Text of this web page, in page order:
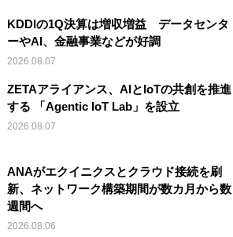
KDDIの1Q決算は増収増益 データセンタ
ーやAI、金融事業などが好調
2026.08.07
ZETAアライアンス、AIとIoTの共創を推進
する 「Agentic IoT Lab」を設立
2026.08.07
ANAがエクイニクスとクラウド接続を刷
新、ネットワーク構築期間が数カ月から数
週間へ
2026.08.06